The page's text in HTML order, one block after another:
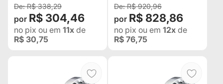
R$ 338,29
R$ 304,46
no pix ou em 11x de
R$ 30,75
R$ 920,96
R$ 828,86
no pix ou em 12x de
R$ 76,75